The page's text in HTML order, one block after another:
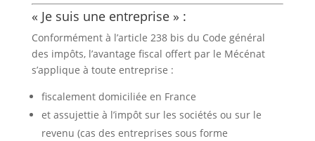
« Je suis une entreprise » :
Conformément à l’article 238 bis du Code général
des impôts, l’avantage fiscal offert par le Mécénat
s’applique à toute entreprise :
fiscalement domiciliée en France
et assujettie à l’impôt sur les sociétés ou sur le
revenu (cas des entreprises sous forme